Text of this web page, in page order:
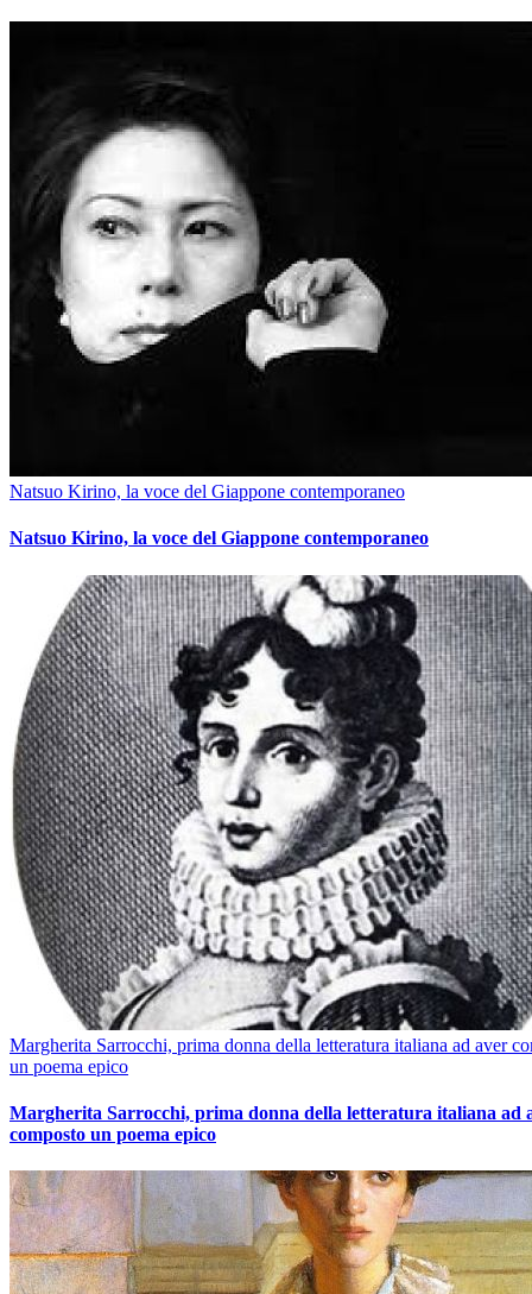
Natsuo Kirino, la voce del Giappone contemporaneo
Natsuo Kirino, la voce del Giappone contemporaneo
Margherita Sarrocchi, prima donna della letteratura italiana ad aver
un poema epico
Margherita Sarrocchi, prima donna della letteratura italiana ad
composto un poema epico